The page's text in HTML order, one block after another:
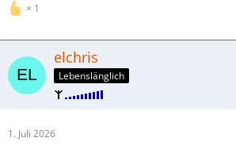
1
elchris
Lebenslänglich
1. Juli 2026